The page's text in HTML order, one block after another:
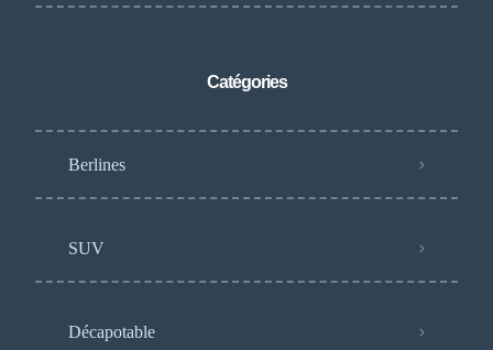
Catégories
Berlines
SUV
Décapotable